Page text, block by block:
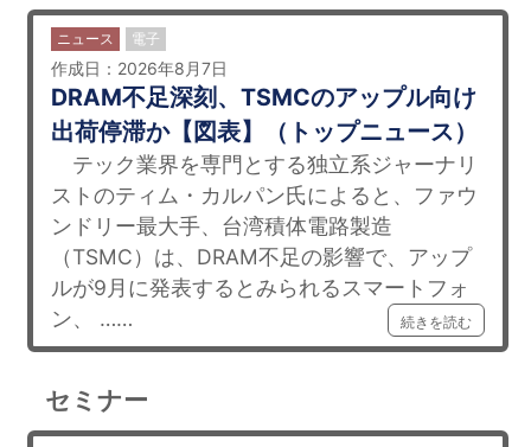
ニュース 電子
作成日：2026年8月7日
DRAM不足深刻、TSMCのアップル向け
出荷停滞か【図表】（トップニュース）
テック業界を専門とする独立系ジャーナリ
ストのティム・カルパン氏によると、ファウ
ンドリー最大手、台湾積体電路製造
（TSMC）は、DRAM不足の影響で、アップ
ルが9月に発表するとみられるスマートフォ
ン、 ……
続きを読む
セミナー